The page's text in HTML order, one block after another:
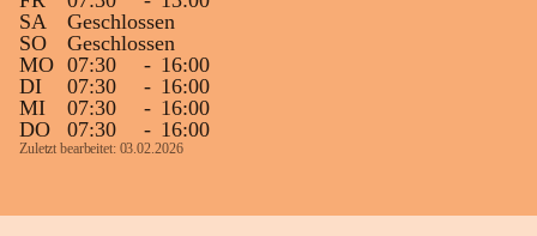
SA
Geschlossen
SO
Geschlossen
MO 07:30 - 16:00
DI
07:30 - 16:00
MI
07:30 - 16:00
DO
07:30 - 16:00
Zuletzt bearbeitet: 03.02.2026